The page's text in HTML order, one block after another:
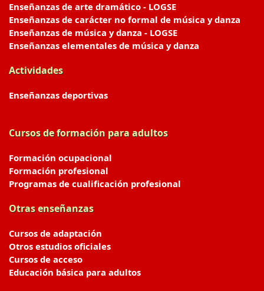
Enseñanzas de arte dramático - LOGSE
Enseñanzas de carácter no formal de música y danza
Enseñanzas de música y danza - LOGSE
Enseñanzas elementales de música y danza
Actividades
Enseñanzas deportivas
Cursos de formación para adultos
Formación ocupacional
Formación profesional
Programas de cualificación profesional
Otras enseñanzas
Cursos de adaptación
Otros estudios oficiales
Cursos de acceso
Educación básica para adultos